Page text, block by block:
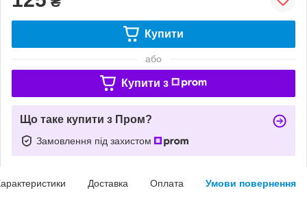
Купити
або
Купити з
Що таке купити з Пром?
Замовлення під захистом
Доставка Оплата Умови повернення